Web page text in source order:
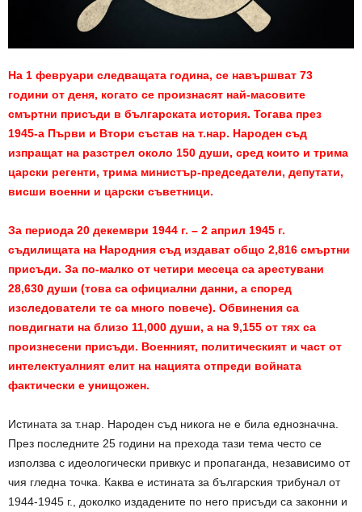
На 1 февруари следващата година, се навършват 73
години от деня, когато се произнасят най-масовите
смъртни присъди в българската история. Тогава през
1945-а Първи и Втори състав на т.нар. Народен съд
изпращат на разстрел около 150 души, сред които и трима
царски регенти, трима министър-председатели, депутати,
висши военни и царски съветници.
За периода 20 декември 1944 г. – 2 април 1945 г.
съдилищата на Народния съд издават общо 2,816 смъртни
присъди. За по-малко от четири месеца са арестувани
28,630 души (това са официални данни, а според
изследователи те са много повече). Обвинения са
повдигнати на близо 11,000 души, а на 9,155 от тях са
произнесени присъди. Военният, политическият и част от
интелектуалният елит на нацията отпреди войната
фактически е унищожен.
Истината за т.нар. Народен съд никога не е била еднозначна.
През последните 25 години на прехода тази тема често се
използва с идеологически привкус и пропаганда, независимо от
чия гледна точка. Каква е истината за българския трибунал от
1944-1945 г., доколко издадените по него присъди са законни и